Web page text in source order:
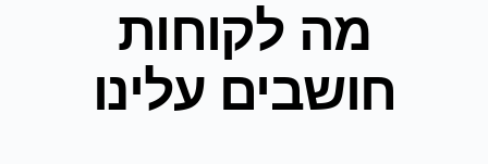
מה לקוחות
חושבים עלינו